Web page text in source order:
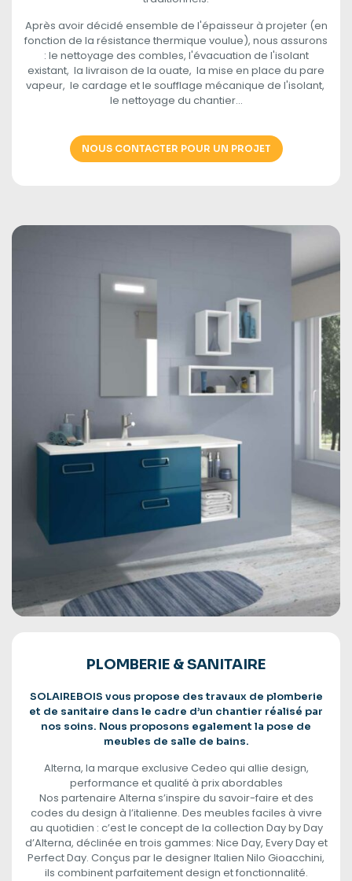
Après avoir décidé ensemble de l'épaisseur à projeter (en
fonction de la résistance thermique voulue), nous assurons
: le nettoyage des combles, l'évacuation de l'isolant
existant, la livraison de la ouate, la mise en place du pare
vapeur, le cardage et le soufflage mécanique de l'isolant,
le nettoyage du chantier...
NOUS CONTACTER POUR UN PROJET
PLOMBERIE & SANITAIRE
SOLAIREBOIS vous propose des travaux de plomberie
et de sanitaire dans le cadre d’un chantier réalisé par
nos soins. Nous proposons egalement la pose de
meubles de salle de bains.
Alterna, la marque exclusive Cedeo qui allie design,
performance et qualité à prix abordables
Nos partenaire Alterna s’inspire du savoir-faire et des
codes du design à l’italienne. Des meubles faciles à vivre
au quotidien : c’est le concept de la collection Day by Day
d’Alterna, déclinée en trois gammes: Nice Day, Every Day et
Perfect Day. Conçus par le designer Italien Nilo Gioacchini,
ils combinent parfaitement design et fonctionnalité.